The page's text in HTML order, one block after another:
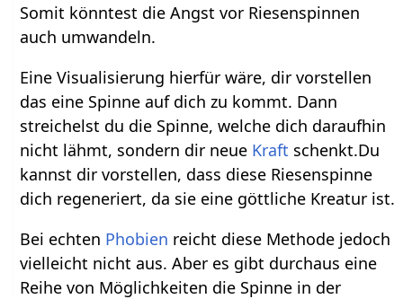
Somit könntest die Angst vor Riesenspinnen
auch umwandeln.
Eine Visualisierung hierfür wäre, dir vorstellen
das eine Spinne auf dich zu kommt. Dann
streichelst du die Spinne, welche dich daraufhin
nicht lähmt, sondern dir neue Kraft schenkt.Du
kannst dir vorstellen, dass diese Riesenspinne
dich regeneriert, da sie eine göttliche Kreatur ist.
Bei echten Phobien reicht diese Methode jedoch
vielleicht nicht aus. Aber es gibt durchaus eine
Reihe von Möglichkeiten die Spinne in der